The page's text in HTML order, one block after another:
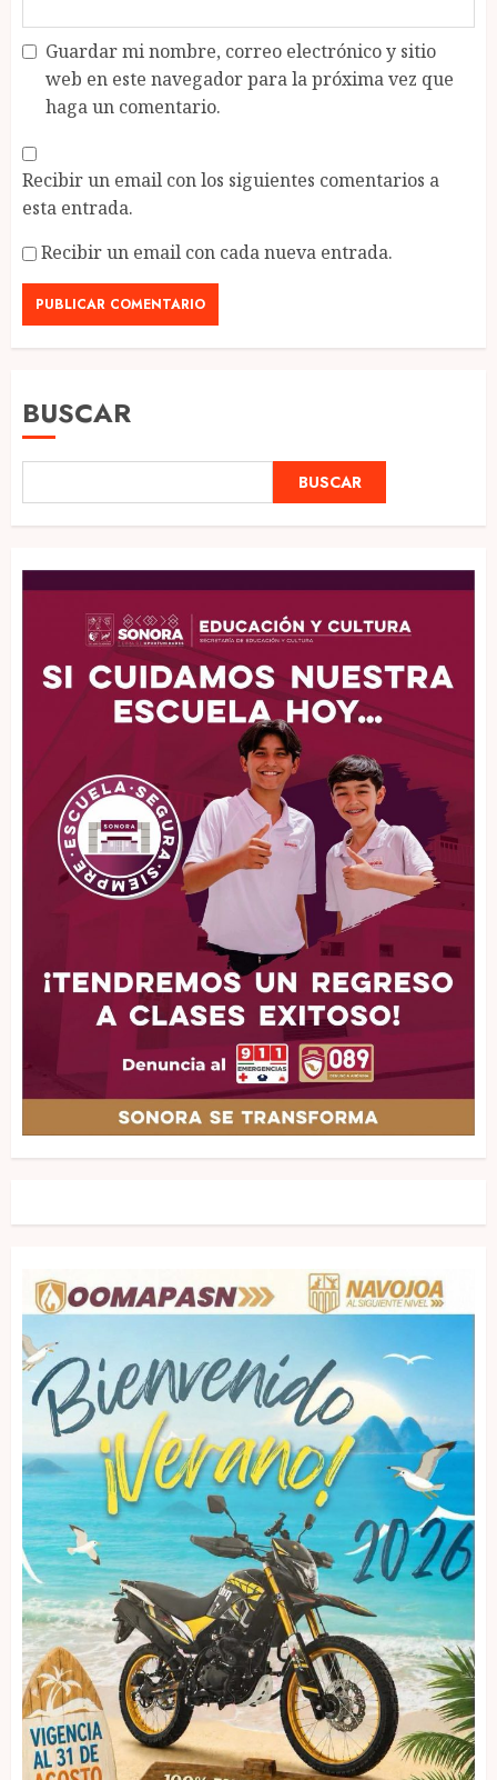
Guardar mi nombre, correo electrónico y sitio
web en este navegador para la próxima vez que
haga un comentario.
Recibir un email con los siguientes comentarios a
esta entrada.
Recibir un email con cada nueva entrada.
BUSCAR
BUSCAR